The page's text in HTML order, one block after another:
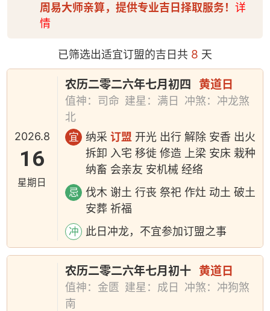
周易大师亲算，提供专业吉日择取服务！ 详
情
已筛选出适宜订盟的吉日共 8 天
2026.8
16
星期日
农历二零二六年七月初四 黄道日
值神：司命 建星：满日
冲煞：冲龙煞
北
宜 纳采订盟 开光 出行 解除 安香 出火
拆卸 入宅 移徙 修造 上梁 安床 栽种
纳畜 会亲友 安机械 经络
忌
伐木 谢土 行丧 祭祀 作灶 动土 破土
安葬 祈福
冲 此日冲龙，不宜参加订盟之事
农历二零二六年七月初十 黄道日
值神：金匮 建星：成日
冲煞：冲狗煞
南